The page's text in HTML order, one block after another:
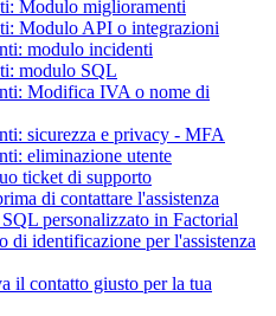
Modulo miglioramenti
Modulo API o integrazioni
modulo incidenti
modulo SQL
Modifica IVA o nome di
sicurezza e privacy - MFA
eliminazione utente
ticket di supporto
di contattare l'assistenza
personalizzato in Factorial
di identificazione per l'assistenza
il contatto giusto per la tua